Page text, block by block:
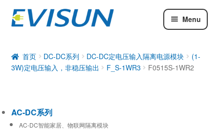
Menu
DC-DC系列
工业通信模块
首页 DC-DC系列 DC-DC定电压输入隔离电源模块
(1-
3W)定电压输入，非稳压输出
F_S-1WR3 F0515S-1WR2
AC-DC系列
AC-DC智能家居、物联网隔离模块